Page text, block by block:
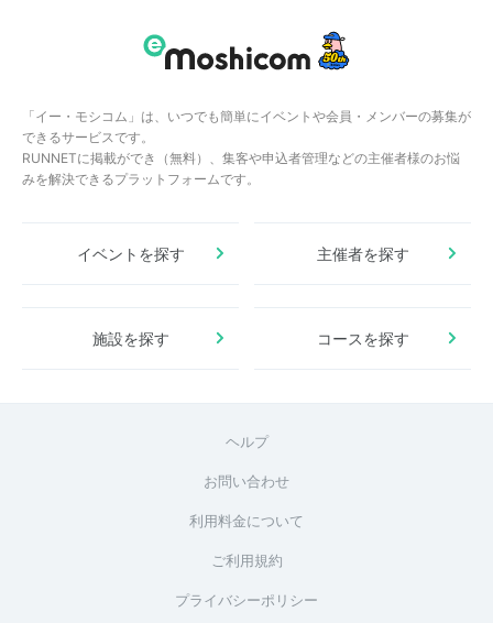
「イー・モシコム」は、いつでも簡単にイベントや会員・メンバーの募集が
できるサービスです。
RUNNETに掲載ができ（無料）、集客や申込者管理などの主催者様のお悩
みを解決できるプラットフォームです。
イベントを探す 主催者を探す
施設を探す コースを探す
ヘルプ
お問い合わせ
利用料金について
ご利用規約
プライバシーポリシー